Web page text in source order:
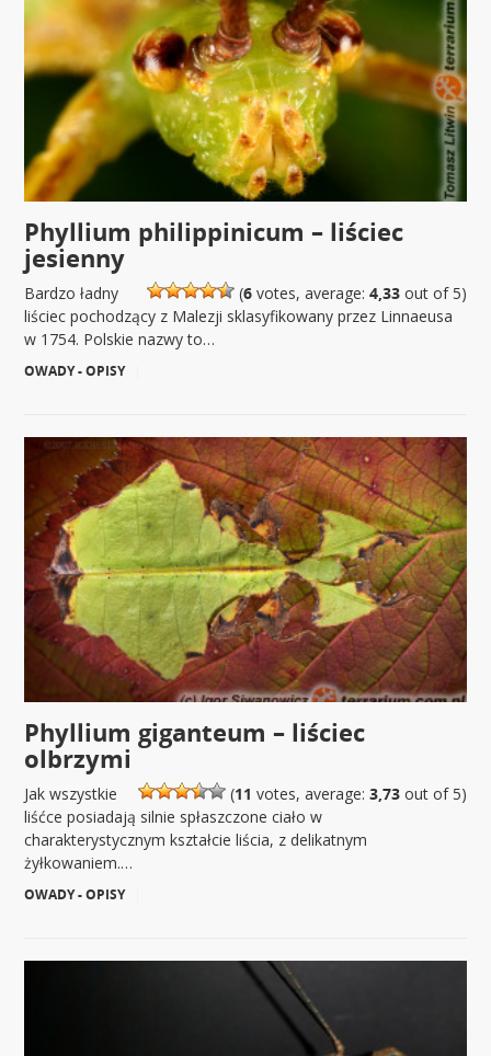
Phyllium philippinicum – liściec
jesienny
(6votes, average: 4,33out of 5)
Bardzo ładny
liściec pochodzący z Malezji sklasyfikowany przez Linnaeusa
w 1754. Polskie nazwy to…
OWADY - OPISY
Phyllium giganteum – liściec
olbrzymi
(11 votes, average: 3,73out of 5)
Jak wszystkie
liśćce posiadają silnie spłaszczone ciało w
charakterystycznym kształcie liścia, z delikatnym
żyłkowaniem.…
OWADY - OPISY